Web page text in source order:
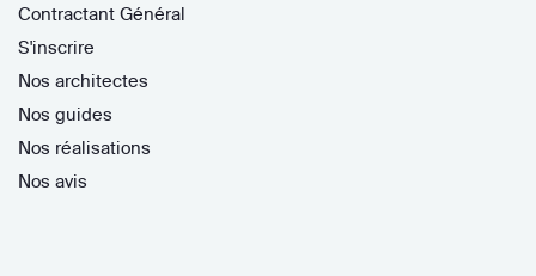
Contractant Général
S'inscrire
Nos architectes
Nos guides
Nos réalisations
Nos avis